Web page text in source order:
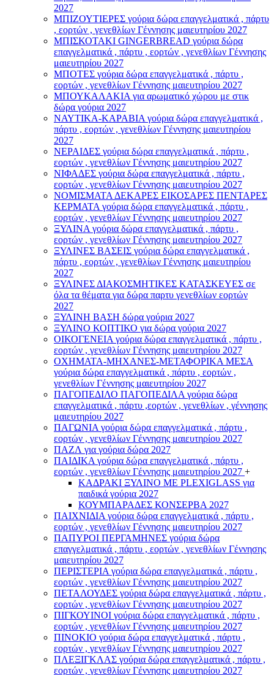
2027
ΜΠΙΖΟΥΤΙΕΡΕΣ γούρια δώρα επαγγελματικά , πάρτυ
, εορτών , γενεθλίων Γέννησης μαιευτηρίου 2027
ΜΠΙΣΚΟΤΑΚΙ GINGERBREAD γούρια δώρα
επαγγελματικά , πάρτυ , εορτών , γενεθλίων Γέννησης
μαιευτηρίου 2027
ΜΠΟΤΕΣ γούρια δώρα επαγγελματικά , πάρτυ ,
εορτών , γενεθλίων Γέννησης μαιευτηρίου 2027
ΜΠΟΥΚΑΛΑΚΙΑ για αρωματικό χώρου με στικ
δώρα γούρια 2027
ΝΑΥΤΙΚΑ-ΚΑΡΑΒΙΑ γούρια δώρα επαγγελματικά ,
πάρτυ , εορτών , γενεθλίων Γέννησης μαιευτηρίου
2027
ΝΕΡΑΙΔΕΣ γούρια δώρα επαγγελματικά , πάρτυ ,
εορτών , γενεθλίων Γέννησης μαιευτηρίου 2027
ΝΙΦΑΔΕΣ γούρια δώρα επαγγελματικά , πάρτυ ,
εορτών , γενεθλίων Γέννησης μαιευτηρίου 2027
ΝΟΜΙΣΜΑΤΑ ΔΕΚΑΡΕΣ ΕΙΚΟΣΑΡΕΣ ΠΕΝΤΑΡΕΣ
ΚΕΡΜΑΤΑ γούρια δώρα επαγγελματικά , πάρτυ ,
εορτών , γενεθλίων Γέννησης μαιευτηρίου 2027
ΞΥΛΙΝΑ γούρια δώρα επαγγελματικά , πάρτυ ,
εορτών , γενεθλίων Γέννησης μαιευτηρίου 2027
ΞΥΛΙΝΕΣ ΒΑΣΕΙΣ γούρια δώρα επαγγελματικά ,
πάρτυ , εορτών , γενεθλίων Γέννησης μαιευτηρίου
2027
ΞΥΛΙΝΕΣ ΔΙΑΚΟΣΜΗΤΙΚΕΣ ΚΑΤΑΣΚΕΥΕΣ σε
όλα τα θέματα για δώρα παρτυ γενεθλίων εορτών
2027
ΞΥΛΙΝΗ ΒΑΣΗ δώρα γούρια 2027
ΞΥΛΙΝΟ ΚΟΠΤΙΚΟ για δώρα γούρια 2027
ΟΙΚΟΓΕΝΕΙΑ γούρια δώρα επαγγελματικά , πάρτυ ,
εορτών , γενεθλίων Γέννησης μαιευτηρίου 2027
ΟΧΗΜΑΤΑ-ΜΗΧΑΝΕΣ-ΜΕΤΑΦΟΡΙΚΑ ΜΕΣΑ
γούρια δώρα επαγγελματικά , πάρτυ , εορτών ,
γενεθλίων Γέννησης μαιευτηρίου 2027
ΠΑΓΟΠΕΔΙΛΟ ΠΑΓΟΠΕΔΙΛΑ γούρια δώρα
επαγγελματικά , πάρτυ ,εορτών , γενεθλίων , γέννησης
μαιευτηρίου 2027
ΠΑΓΩΝΙΑ γούρια δώρα επαγγελματικά , πάρτυ ,
εορτών , γενεθλίων Γέννησης μαιευτηρίου 2027
ΠΑΖΛ για γούρια δώρα 2027
ΠΑΙΔΙΚΑ γούρια δώρα επαγγελματικά , πάρτυ ,
εορτών , γενεθλίων Γέννησης μαιευτηρίου 2027 +
ΚΑΔΡΑΚΙ ΞΥΛΙΝΟ ΜΕ PLEXIGLASS για
παιδικά γούρια 2027
ΚΟΥΜΠΑΡΑΔΕΣ ΚΟΝΣΕΡΒΑ 2027
ΠΑΙΧΝΙΔΙΑ γούρια δώρα επαγγελματικά , πάρτυ ,
εορτών , γενεθλίων Γέννησης μαιευτηρίου 2027
ΠΑΠΥΡΟΙ ΠΕΡΓΑΜΗΝΕΣ γούρια δώρα
επαγγελματικά , πάρτυ , εορτών , γενεθλίων Γέννησης
μαιευτηρίου 2027
ΠΕΡΙΣΤΕΡΙΑ γούρια δώρα επαγγελματικά , πάρτυ ,
εορτών , γενεθλίων Γέννησης μαιευτηρίου 2027
ΠΕΤΑΛΟΥΔΕΣ γούρια δώρα επαγγελματικά , πάρτυ ,
εορτών , γενεθλίων Γέννησης μαιευτηρίου 2027
ΠΙΓΚΟΥΙΝΟΙ γούρια δώρα επαγγελματικά , πάρτυ ,
εορτών , γενεθλίων Γέννησης μαιευτηρίου 2027
ΠΙΝΟΚΙΟ γούρια δώρα επαγγελματικά , πάρτυ ,
εορτών , γενεθλίων Γέννησης μαιευτηρίου 2027
ΠΛΕΞΙΓΚΛΑΣ γούρια δώρα επαγγελματικά , πάρτυ ,
εορτών , γενεθλίων Γέννησης μαιευτηρίου 2027